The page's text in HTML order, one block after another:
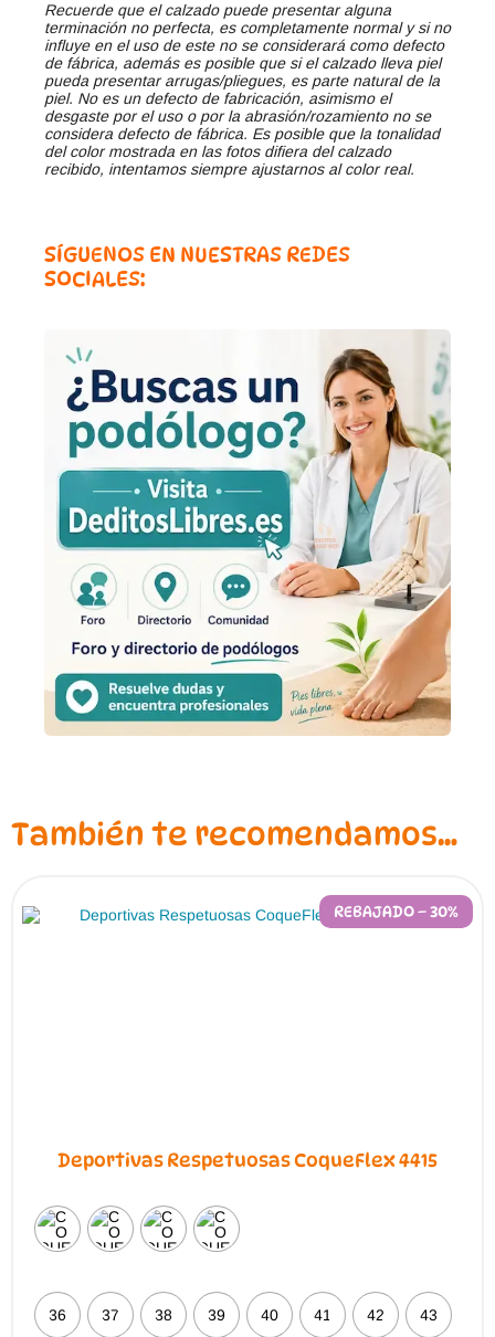
Recuerde que el calzado puede presentar alguna
terminación no perfecta, es completamente normal y si no
influye en el uso de este no se considerará como defecto
de fábrica, además es posible que si el calzado lleva piel
pueda presentar arrugas/pliegues, es parte natural de la
piel. No es un defecto de fabricación, asimismo el
desgaste por el uso o por la abrasión/rozamiento no se
considera defecto de fábrica. Es posible que la tonalidad
del color mostrada en las fotos difiera del calzado
recibido, intentamos siempre ajustarnos al color real.
SÍGUENOS EN NUESTRAS REDES
SOCIALES:
También te recomendamos…
REBAJADO – 30%
Deportivas Respetuosas CoqueFlex 4415
36 37 38 39 40 41 42 43